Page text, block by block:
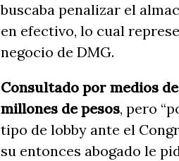
buscaba penalizar el
en efectivo, lo cual
negocio de DMG.
Consultado por medios
millones de pesos, pero
tipo de lobby ante el
su entonces abogado le